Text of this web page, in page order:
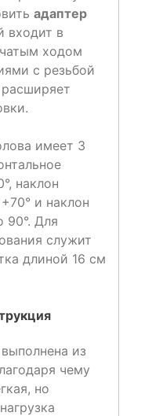
адаптер
входит в
ходом
с резьбой
расширяет
имеет 3
наклон
и наклон
90°. Для
служит
длиной 16 см
из
чему
но